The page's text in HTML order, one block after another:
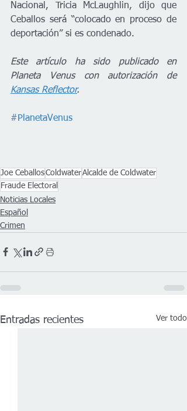
Nacional, Tricia McLaughlin, dijo que
Ceballos será “colocado en proceso de
deportación” si es condenado.
Este artículo ha sido publicado en
Planeta Venus con autorización de
Kansas Reflector.
#PlanetaVenus
Joe CeballosColdwaterAlcalde de Coldwater
Fraude Electoral
Noticias Locales
Español
Crimen
Entradas recientes Ver todo